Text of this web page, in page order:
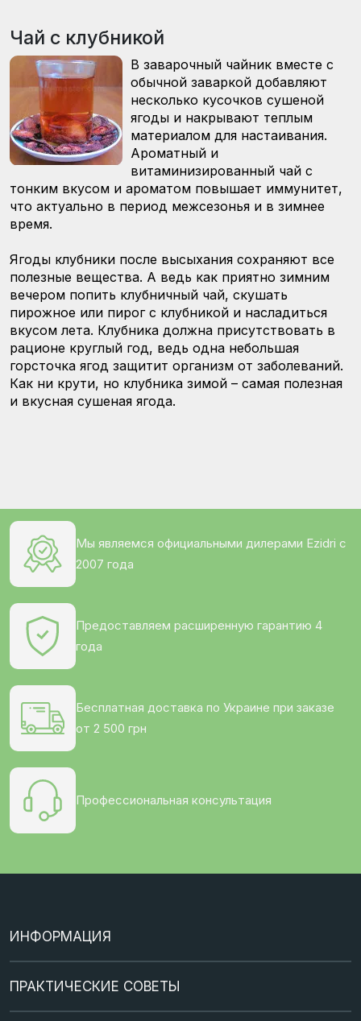
Чай с клубникой
В заварочный чайник вместе с
обычной заваркой добавляют
несколько кусочков сушеной
ягоды и накрывают теплым
материалом для настаивания.
Ароматный и
витаминизированный чай с
тонким вкусом и ароматом повышает иммунитет,
что актуально в период межсезонья и в зимнее
время.
Ягоды клубники после высыхания сохраняют все
полезные вещества. А ведь как приятно зимним
вечером попить клубничный чай, скушать
пирожное или пирог с клубникой и насладиться
вкусом лета. Клубника должна присутствовать в
рационе круглый год, ведь одна небольшая
горсточка ягод защитит организм от заболеваний.
Как ни крути, но клубника зимой – самая полезная
и вкусная сушеная ягода.
Мы являемся официальными дилерами Ezidri с
2007 года
Предоставляем расширенную гарантию 4
года
Бесплатная доставка по Украине при заказе
от 2 500 грн
Профессиональная консультация
ИНФОРМАЦИЯ
ПРАКТИЧЕСКИЕ СОВЕТЫ